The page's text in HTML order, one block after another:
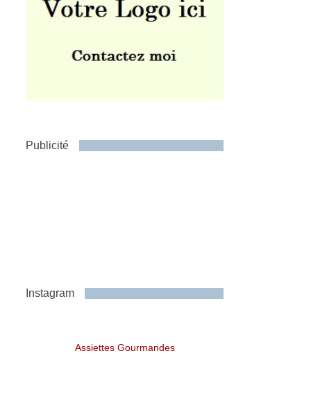
Publicité
Instagram
Assiettes Gourmandes